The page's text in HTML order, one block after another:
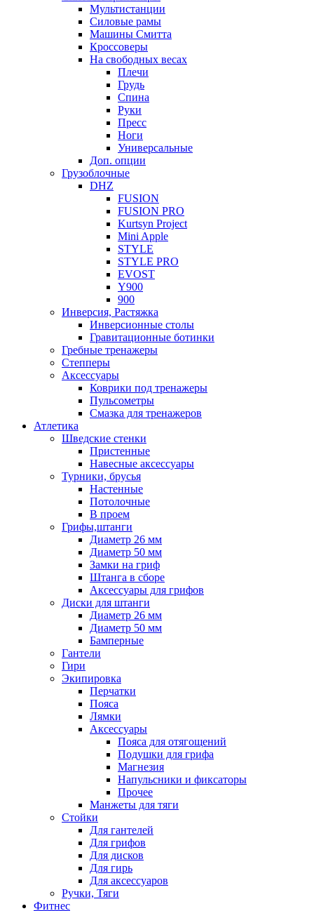
Мультистанции
Силовые рамы
Машины Смитта
Кроссоверы
На свободных весах
Плечи
Грудь
Спина
Руки
Пресс
Ноги
Универсальные
Доп. опции
Грузоблочные
DHZ
FUSION
FUSION PRO
Kurtsyn Project
Mini Apple
STYLE
STYLE PRO
EVOST
Y900
900
Инверсия, Растяжка
Инверсионные столы
Гравитационные ботинки
Гребные тренажеры
Степперы
Аксессуары
Коврики под тренажеры
Пульсометры
Смазка для тренажеров
Атлетика
Шведские стенки
Пристенные
Навесные аксессуары
Турники, брусья
Настенные
Потолочные
В проем
Грифы,штанги
Диаметр 26 мм
Диаметр 50 мм
Замки на гриф
Штанга в сборе
Аксессуары для грифов
Диски для штанги
Диаметр 26 мм
Диаметр 50 мм
Бамперные
Гантели
Гири
Экипировка
Перчатки
Пояса
Лямки
Аксессуары
Пояса для отягощений
Подушки для грифа
Магнезия
Напульсники и фиксаторы
Прочее
Манжеты для тяги
Стойки
Для гантелей
Для грифов
Для дисков
Для гирь
Для аксессуаров
Ручки, Тяги
Фитнес